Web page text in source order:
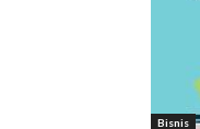
Bisnis